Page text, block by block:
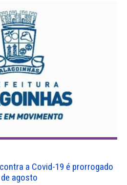
a Covid-19 é prorrogado
agosto